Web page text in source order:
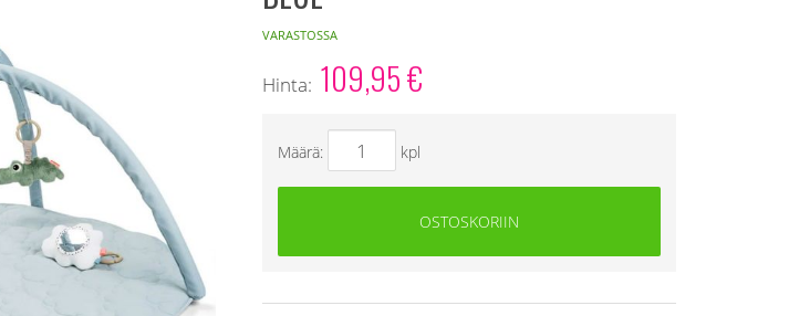
VARASTOSSA
Hinta: 109,95€
Määrä: kpl
OSTOSKORIIN